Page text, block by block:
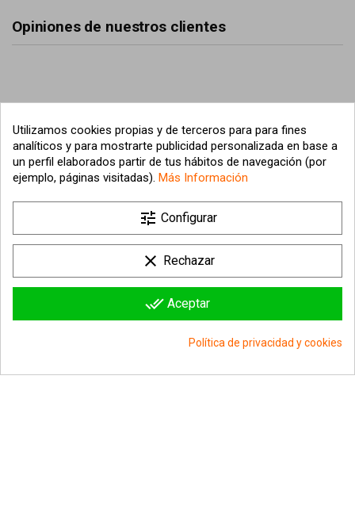
Opiniones de nuestros clientes
Información sobre la tienda 
Utilizamos cookies propias y de terceros para para fines
analíticos y para mostrarte publicidad personalizada en base a
un perfil elaborados partir de tus hábitos de navegación (por
ejemplo, páginas visitadas). Más Información
tune Configurar
clear Rechazar
done_all Aceptar
Política de privacidad y cookies